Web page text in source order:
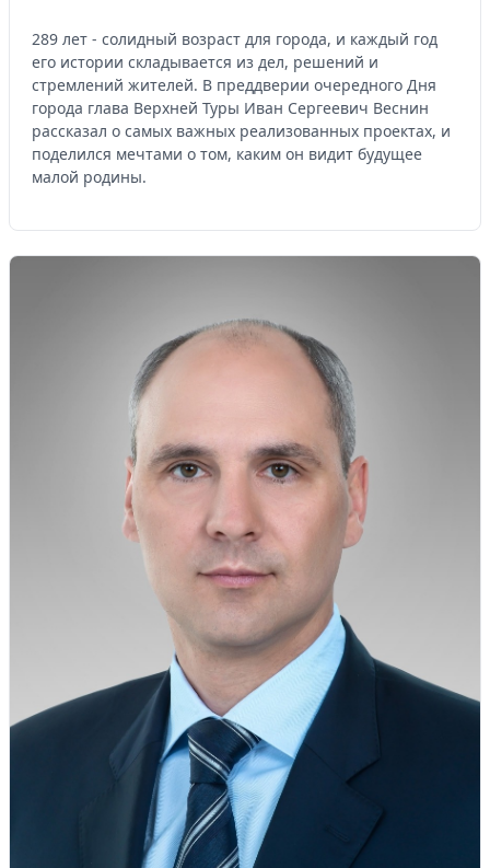
289 лет - солидный возраст для города, и каждый год
его истории складывается из дел, решений и
стремлений жителей. В преддверии очередного Дня
города глава Верхней Туры Иван Сергеевич Веснин
рассказал о самых важных реализованных проектах, и
поделился мечтами о том, каким он видит будущее
малой родины.